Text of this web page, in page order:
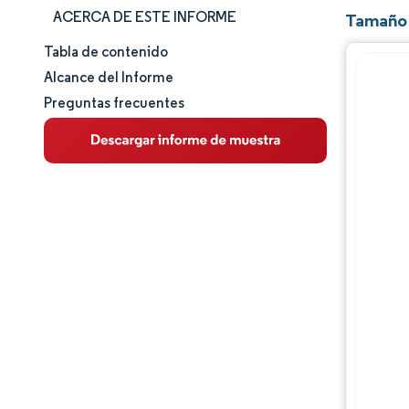
ACERCA DE ESTE INFORME
Tamaño y cuota de mercado
Análisis de mercado
Tendencias e ideas
Tabla de contenido
Alcance del Informe
Preguntas frecuentes